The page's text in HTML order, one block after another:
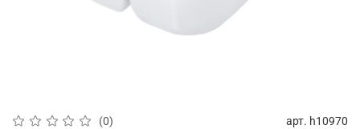
(0) арт. h10970